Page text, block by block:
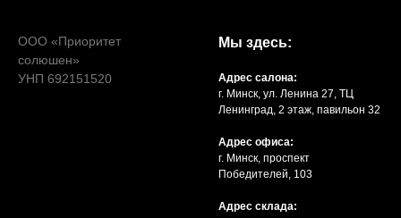
ООО «Приоритет
солюшен»
УНП 692151520
Мы здесь:
Адрес салона:
г. Минск, ул. Ленина 27, ТЦ
Ленинград, 2 этаж, павильон 32
Адрес офиса:
г. Минск, проспект
Победителей, 103
Адрес склада: